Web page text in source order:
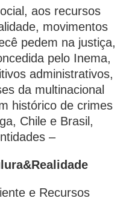
aos recursos
movimentos
pedem na justiça,
pelo Inema,
administrativos,
da multinacional
histórico de crimes
Chile e Brasil,
–
e Recursos